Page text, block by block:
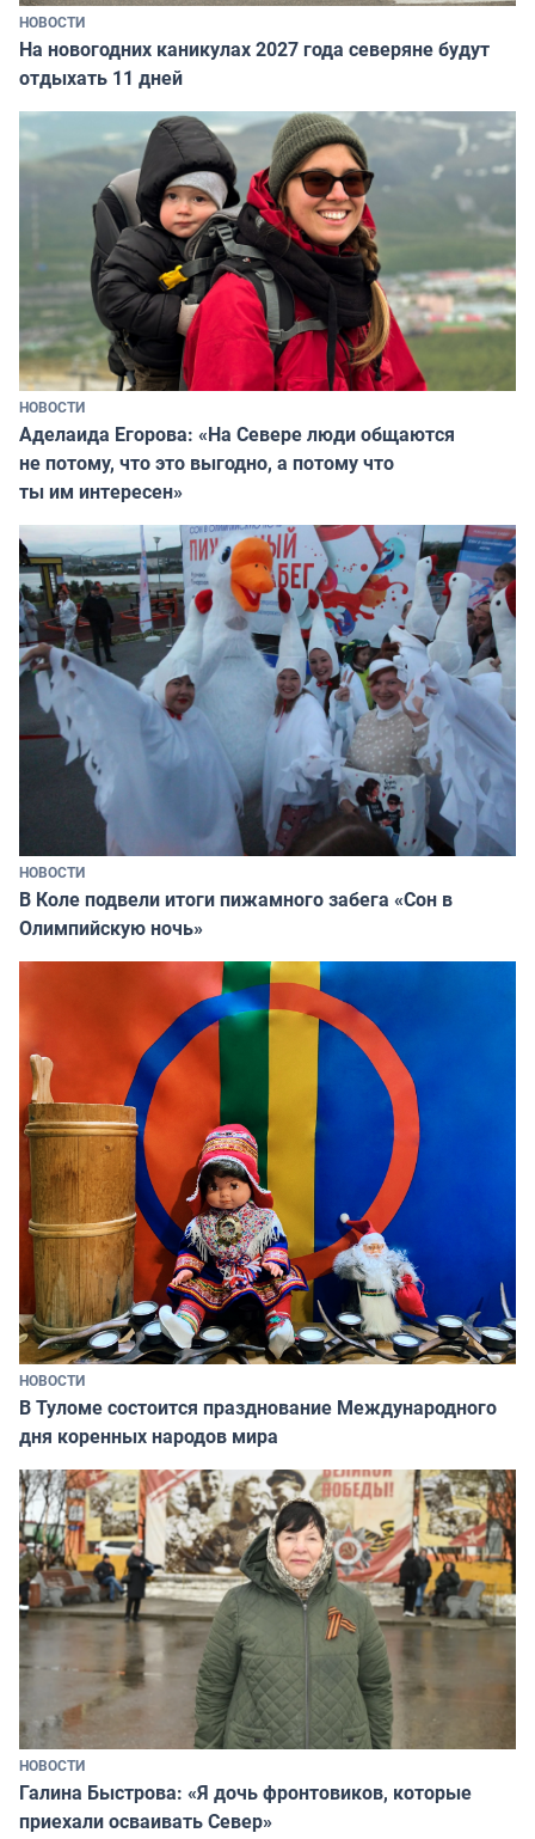
НОВОСТИ
На новогодних каникулах 2027 года северяне будут
отдыхать 11 дней
НОВОСТИ
Аделаида Егорова: «На Севере люди общаются
не потому, что это выгодно, а потому что
ты им интересен»
НОВОСТИ
В Коле подвели итоги пижамного забега «Сон в
Олимпийскую ночь»
НОВОСТИ
В Туломе состоится празднование Международного
дня коренных народов мира
НОВОСТИ
Галина Быстрова: «Я дочь фронтовиков, которые
приехали осваивать Север»